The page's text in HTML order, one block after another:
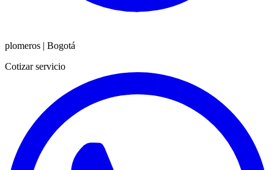
plomeros | Bogotá
Cotizar servicio